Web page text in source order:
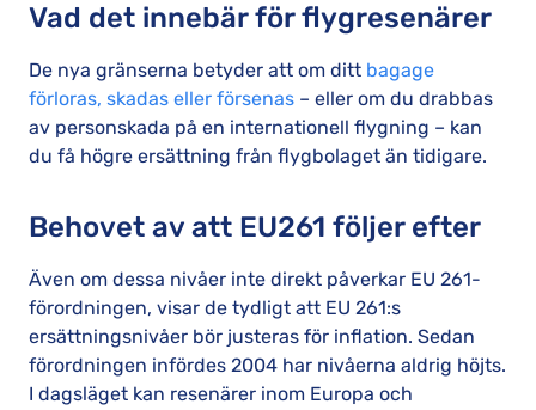
Vad det innebär för flygresenärer
De nya gränserna betyder att om ditt bagage
förloras, skadas eller försenas – eller om du drabbas
av personskada på en internationell flygning – kan
du få högre ersättning från flygbolaget än tidigare.
Behovet av att EU261 följer efter
Även om dessa nivåer inte direkt påverkar EU 261-
förordningen, visar de tydligt att EU 261:s
ersättningsnivåer bör justeras för inflation. Sedan
förordningen infördes 2004 har nivåerna aldrig höjts.
I dagsläget kan resenärer inom Europa och